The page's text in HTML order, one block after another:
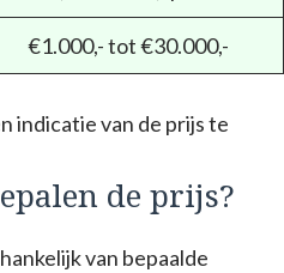
€1.000,- tot €30.000,-
indicatie van de prijs te
de prijs?
van bepaalde